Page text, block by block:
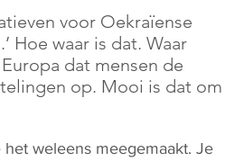
voor Oekraïense
Hoe waar is dat. Waar
dat mensen de
op. Mooi is dat om
weleens meegemaakt. Je